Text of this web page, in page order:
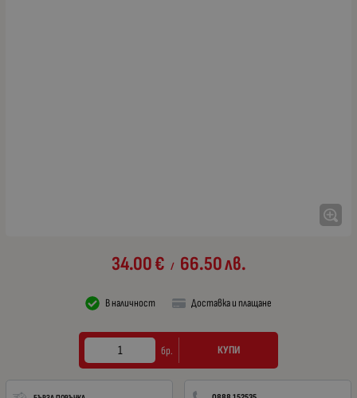
34.00€ / 66.50лв.
В наличност Доставка и плащане
бр. КУПИ